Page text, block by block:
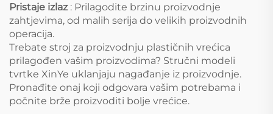
Pristaje izlaz : Prilagodite brzinu proizvodnje
zahtjevima, od malih serija do velikih proizvodnih
operacija.
Trebate stroj za proizvodnju plastičnih vrećica
prilagođen vašim proizvodima? Stručni modeli
tvrtke XinYe uklanjaju nagađanje iz proizvodnje.
Pronađite onaj koji odgovara vašim potrebama i
počnite brže proizvoditi bolje vrećice.